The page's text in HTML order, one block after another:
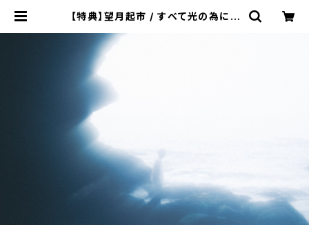
【特典】望月起市 / すべて光の為に |